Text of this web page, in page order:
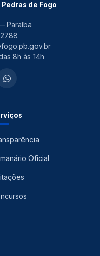
de Fogo
Paraíba
8h às 14h
Oficial